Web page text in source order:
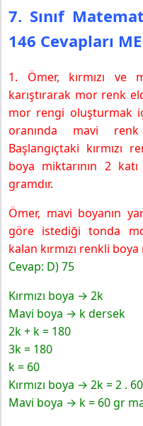
Yayınları
7. Sınıf Matematik
Yayınları
Yayınları
Sayı Bulma (Mantık
7. Sınıf
146 Cevapları
1. Ömer, kırmızı ve
karıştırarak mor renk
mor rengi oluşturmak
oranında mavi renk
Başlangıçtaki kırmızı
boya miktarının 2
gramdır.
Ömer, mavi boyanın
göre istediği tonda
kalan kırmızı renkli
Cevap: D) 75
Kırmızı boya → 2k
Mavi boya → k dersek
2k + k = 180
3k = 180
k = 60
Kırmızı boya → 2k = 2 .
Mavi boya → k = 60 gr